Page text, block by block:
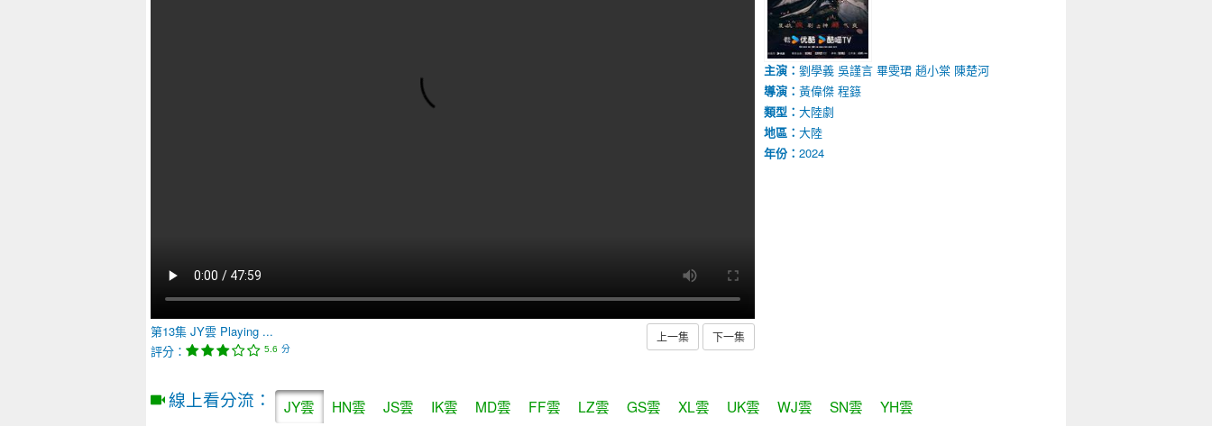
第13集 JY雲 Playing ...
評分：
5.6 分
上一集 下一集
主演： 劉學義 吳謹言 畢雯珺 趙小棠 陳楚河
導演： 黃偉傑 程籙
類型： 大陸劇
地區： 大陸
年份： 2024
線上看分流： JY雲 HN雲 JS雲 IK雲 MD雲 FF雲 LZ雲 GS雲 XL雲 UK雲 WJ雲 SN雲 YH雲